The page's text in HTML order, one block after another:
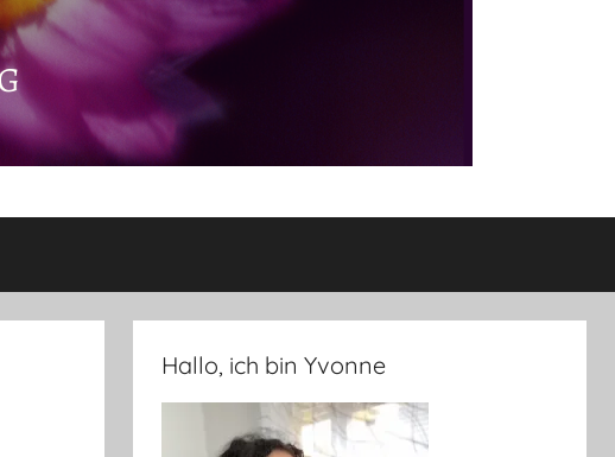
Hallo, ich bin Yvonne